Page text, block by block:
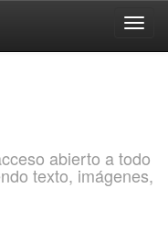
abierto a todo
texto, imágenes,